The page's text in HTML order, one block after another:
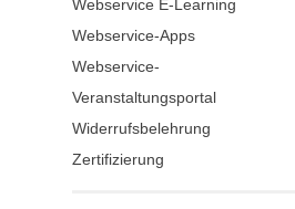
Webservice E-Learning
Webservice-Apps
Webservice-
Veranstaltungsportal
Widerrufsbelehrung
Zertifizierung